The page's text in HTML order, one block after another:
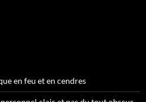
en feu et en cendres